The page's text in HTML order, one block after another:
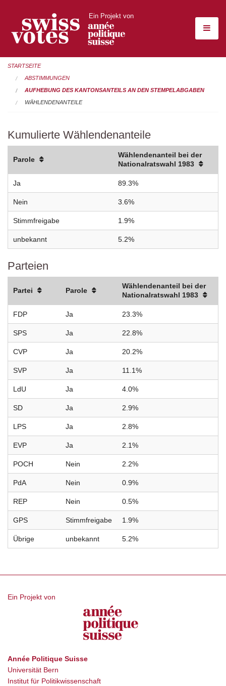
Ein Projekt von
STARTSEITE
ABSTIMMUNGEN
AUFHEBUNG DES KANTONSANTEILS AN DEN STEMPELABGABEN
WÄHLENDENANTEILE
Kumulierte Wählendenanteile
Parole
Wählendenanteil bei der
Nationalratswahl 1983
Ja 89.3%
Nein 3.6%
Stimmfreigabe 1.9%
unbekannt 5.2%
Parteien
Partei Parole
Wählendenanteil bei der
Nationalratswahl 1983
FDP Ja 23.3%
SPS Ja 22.8%
CVP Ja 20.2%
SVP Ja 11.1%
LdU Ja 4.0%
SD Ja 2.9%
LPS Ja 2.8%
EVP Ja 2.1%
POCH Nein 2.2%
PdA Nein 0.9%
REP Nein 0.5%
GPS Stimmfreigabe 1.9%
Übrige unbekannt 5.2%
Ein Projekt von
Année Politique Suisse
Universität Bern
Institut für Politikwissenschaft